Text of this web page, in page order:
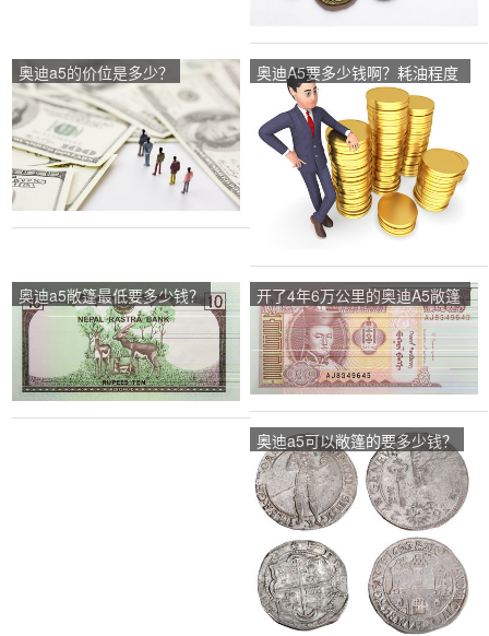
奥迪a5的价位是多少？
奥迪A5要多少钱啊？耗油程度
如何？
奥迪a5敞篷最低要多少钱？
开了4年6万公里的奥迪A5敞篷
能卖多少钱？
奥迪a5可以敞篷的要多少钱？